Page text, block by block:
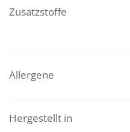
Zusatzstoffe
Allergene
Hergestellt in